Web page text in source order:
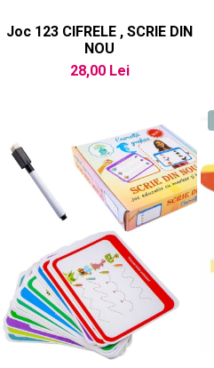
Joc 123 CIFRELE , SCRIE DIN
NOU
28,00 Lei